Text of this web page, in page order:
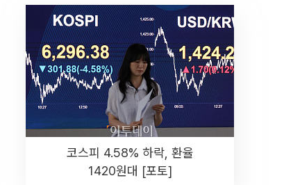
코스피 4.58% 하락, 환율
1420원대 [포토]